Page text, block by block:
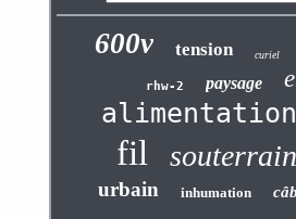
600v tension curiel
rhw-2 paysage
alimentation
fil souterrain
urbain inhumation